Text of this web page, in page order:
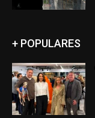
+ POPULARES